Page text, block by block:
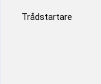
Trådstartare